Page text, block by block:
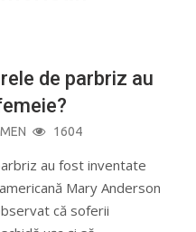
de parbriz au
1604
au fost inventate
Mary Anderson
că soferii